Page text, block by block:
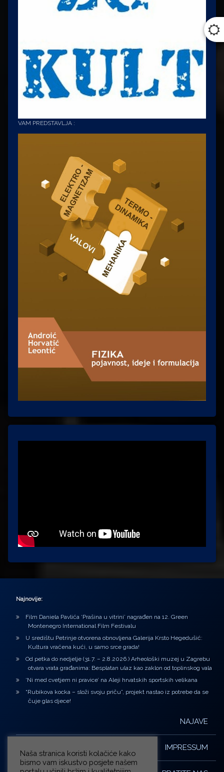
VAM PREDSTAVLJA :
Najnovije:
Film Daniela Pavlića ‘Prašina u vitrini’ nagrađen na 12. Green
Montenegro International Film Festivalu
U središtu Petrinje otvorena obnovljena Galerija Krsto Hegedušić:
Kultura vraćena kući, u samo srce grada!
Od petka do nedjelje (31.7. – 2.8.2026.) Arheološki muzej u Zagrebu
otvara vrata građanima: Besplatan ulaz kao zaklon od toplinskog vala
‘Ni med cvetjem ni pravice’ na Aleji hrvatskih sportskih velikana
“Rubikova kocka – složi svoju priču”, projekt nastao iz potrebe da se
čuje glas djece!
NAJAVE
IMPRESSUM
Naša stranica koristi kolačiće kako
bismo vam iskustvo posjete našem